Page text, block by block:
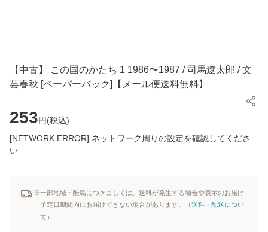
【中古】 この国のかたち 1 1986〜1987 / 司馬遼太郎 / 文
芸春秋 [ペーパーバック]【メール便送料無料】
253円(税込)
[NETWORK ERROR] ネットワーク周りの設定を確認してくださ
い
※一部地域・離島につきましては、送料が発生する場合や表示のお届け
予定日期間内にお届けできない場合があります。（送料・配送につい
て ）